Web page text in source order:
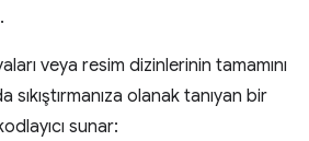
veya resim dizinlerinin tamamını
olanak tanıyan bir
sunar: